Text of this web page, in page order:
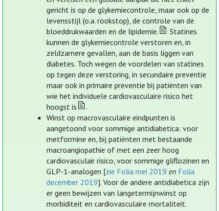
gericht is op de glykemiecontrole, maar ook op de
levensstijl (o.a. rookstop), de controle van de
bloeddrukwaarden en de lipidemie.
Statines
kunnen de glykemiecontrole verstoren en, in
zeldzamere gevallen, aan de basis liggen van
diabetes. Toch wegen de voordelen van statines
op tegen deze verstoring, in secundaire preventie
maar ook in primaire preventie bij patiënten van
wie het individuele cardiovasculaire risico het
hoogst is
.
Winst op macrovasculaire eindpunten is
aangetoond voor sommige antidiabetica: voor
metformine en, bij patiënten met bestaande
macroangiopathie of met een zeer hoog
cardiovasculair risico, voor sommige gliflozinen en
GLP-1-analogen [zie Folia mei 2019 en Folia
december 2019]. Voor de andere antidiabetica zijn
er geen bewijzen van langetermijnwinst op
morbiditeit en cardiovasculaire mortaliteit.